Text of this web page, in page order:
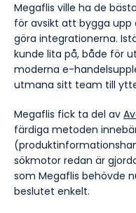
Megaflis ville ha de
för avsikt att bygga
göra integrationerna.
kunde lita på, både för
moderna e-
utmana sitt team till
Megaflis fick ta del av
färdiga metoden
sökmotor redan är
som Megaflis behövde
beslutet enkelt.